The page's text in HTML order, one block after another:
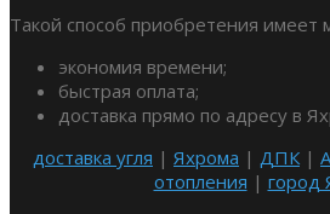
Такой способ приобретения имеет
экономия времени;
быстрая оплата;
доставка прямо по адресу в
доставка угля | Яхрома | ДПК |
отопления | город